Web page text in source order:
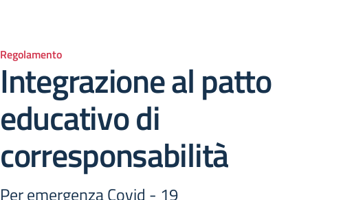
Regolamento
Integrazione al patto
educativo di
corresponsabilità
Per emergenza Covid - 19